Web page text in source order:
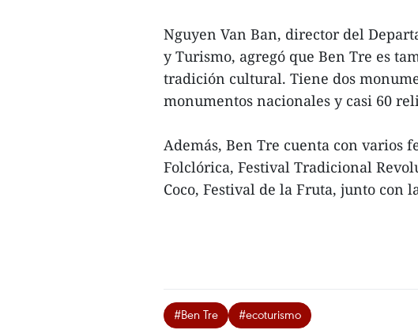
Nguyen Van Ban, director del
y Turismo, agregó que Ben Tre es
tradición cultural. Tiene dos
monumentos nacionales y casi 60
Además, Ben Tre cuenta con varios
Folclórica, Festival Tradicional
Coco, Festival de la Fruta, junto con
#Ben Tre #ecoturismo